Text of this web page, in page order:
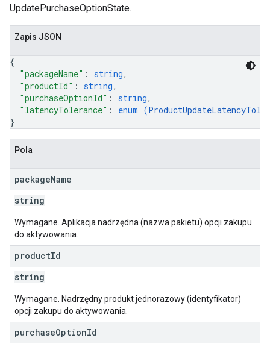
UpdatePurchaseOptionState.
Zapis JSON
{
"packageName" : string,
"productId" : string,
"purchaseOptionId" : string,
"latencyTolerance" : enum (
}
Pola
packageName
string
Wymagane. Aplikacja nadrzędna (nazwa pakietu) opcji zakupu
do aktywowania.
productId
string
Wymagane. Nadrzędny produkt jednorazowy (identyfikator)
opcji zakupu do aktywowania.
purchaseOptionId